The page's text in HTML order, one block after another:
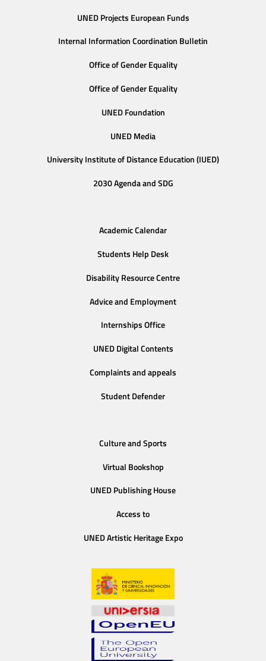
UNED Projects European Funds
Internal Information Coordination Bulletin
Office of Gender Equality
Office of Gender Equality
UNED Foundation
UNED Media
University Institute of Distance Education (IUED)
2030 Agenda and SDG
Academic Calendar
Students Help Desk
Disability Resource Centre
Advice and Employment
Internships Office
UNED Digital Contents
Complaints and appeals
Student Defender
Culture and Sports
Virtual Bookshop
UNED Publishing House
Access to
UNED Artistic Heritage Expo